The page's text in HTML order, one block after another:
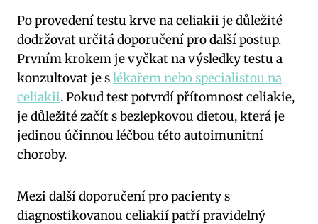
Po provedení testu krve na celiakii je důležité
dodržovat určitá doporučení pro další postup.
Prvním krokem je vyčkat na výsledky testu a
konzultovat je slékařem nebo specialistou na
celiakii. Pokud test potvrdí přítomnost celiakie,
je důležité začít s bezlepkovou dietou, která je
jedinou účinnou léčbou této autoimunitní
choroby.
Mezi další doporučení pro pacienty s
diagnostikovanou celiakií patří pravidelný